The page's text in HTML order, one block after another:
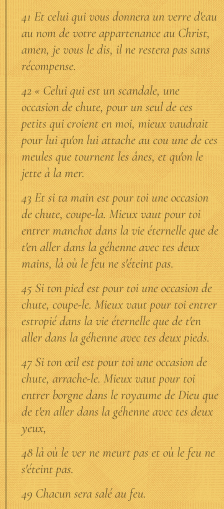
41 Et celui qui vous donnera un verre d'eau
au nom de votre appartenance au Christ,
amen, je vous le dis, il ne restera pas sans
récompense.
42 « Celui qui est un scandale, une
occasion de chute, pour un seul de ces
petits qui croient en moi, mieux vaudrait
pour lui qu'on lui attache au cou une de ces
meules que tournent les ânes, et qu'on le
jette à la mer.
43 Et si ta main est pour toi une occasion
de chute, coupe-la. Mieux vaut pour toi
entrer manchot dans la vie éternelle que de
t'en aller dans la géhenne avec tes deux
mains, là où le feu ne s'éteint pas.
45 Si ton pied est pour toi une occasion de
chute, coupe-le. Mieux vaut pour toi entrer
estropié dans la vie éternelle que de t'en
aller dans la géhenne avec tes deux pieds.
47 Si ton œil est pour toi une occasion de
chute, arrache-le. Mieux vaut pour toi
entrer borgne dans le royaume de Dieu que
de t'en aller dans la géhenne avec tes deux
yeux,
48 là où le ver ne meurt pas et où le feu ne
s'éteint pas.
49 Chacun sera salé au feu.